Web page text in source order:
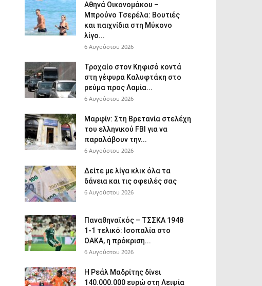
Αθηνά Οικονομάκου –
Μπρούνο Τσερέλα: Βουτιές
και παιχνίδια στη Μύκονο
λίγο...
6 Αυγούστου 2026
Τροχαίο στον Κηφισό κοντά
στη γέφυρα Καλυφτάκη στο
ρεύμα προς Λαμία...
6 Αυγούστου 2026
Μαρφίν: Στη Βρετανία στελέχη
του ελληνικού FBI για να
παραλάβουν την...
6 Αυγούστου 2026
Δείτε με λίγα κλικ όλα τα
δάνεια και τις οφειλές σας
6 Αυγούστου 2026
Παναθηναϊκός – ΤΣΣΚΑ 1948
1-1 τελικό: Ισοπαλία στο
ΟΑΚΑ, η πρόκριση...
6 Αυγούστου 2026
Η Ρεάλ Μαδρίτης δίνει
140.000.000 ευρώ στη Λειψία